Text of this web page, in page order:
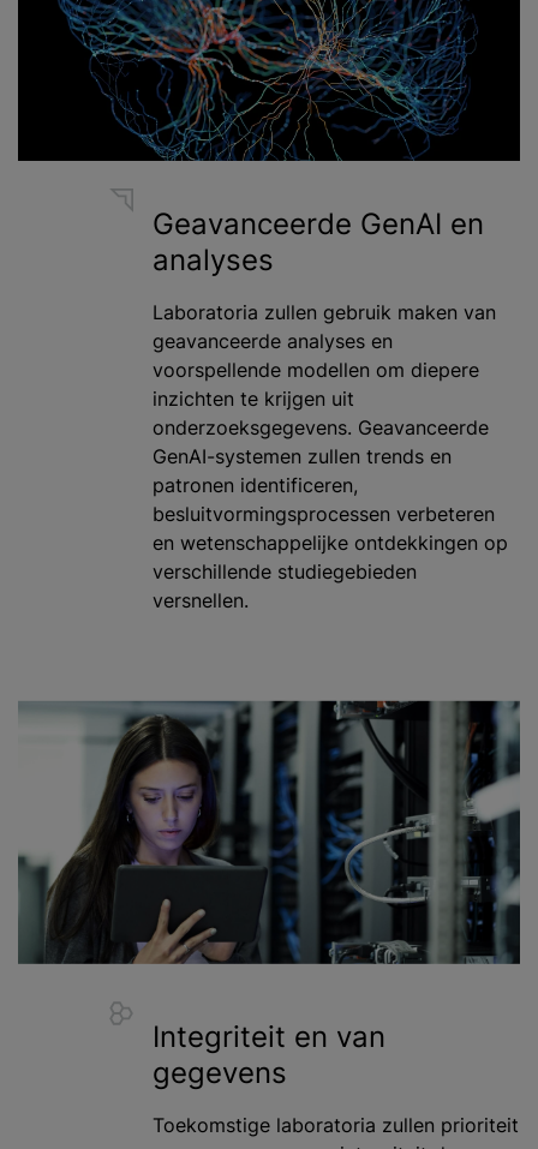
Geavanceerde GenAI en
analyses
Laboratoria zullen gebruik maken van
geavanceerde analyses en
voorspellende modellen om diepere
inzichten te krijgen uit
onderzoeksgegevens. Geavanceerde
GenAI-systemen zullen trends en
patronen identificeren,
besluitvormingsprocessen verbeteren
en wetenschappelijke ontdekkingen op
verschillende studiegebieden
versnellen.
Integriteit en van
gegevens
Toekomstige laboratoria zullen prioriteit